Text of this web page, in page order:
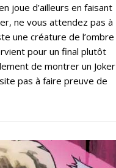
joue d’ailleurs en faisant
ne vous attendez pas à
une créature de l’ombre
pour un final plutôt
de montrer un Joker
pas à faire preuve de